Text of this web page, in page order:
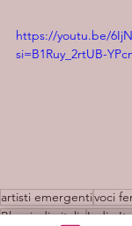
https://youtu.be/
si=B1Ruy_2rtUB-
artisti emergentivoci
Blog indie italiaIndie